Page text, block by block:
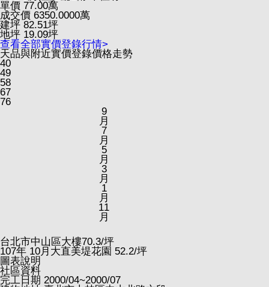
單價 77.00萬
成交價 6350.0000萬
建坪 82.51坪
地坪 19.09坪
查看全部實價登錄行情>
天品與附近實價登錄價格走勢
40
49
58
67
76
9
月
7
月
5
月
3
月
1
月
11
月
台北市中山區大樓70.3/坪
107年 10月大直美堤花園 52.2/坪
圖表說明
社區資料
完工日期 2000/04~2000/07